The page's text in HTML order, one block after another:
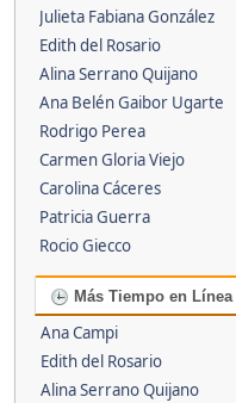
Julieta Fabiana González
Edith del Rosario
Alina Serrano Quijano
Ana Belén Gaibor Ugarte
Rodrigo Perea
Carmen Gloria Viejo
Carolina Cáceres
Patricia Guerra
Rocio Giecco
Más Tiempo en Línea
Ana Campi
Edith del Rosario
Alina Serrano Quijano